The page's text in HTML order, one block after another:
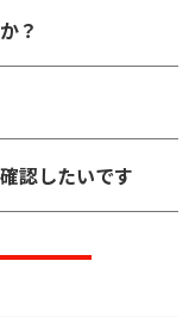
？
認したいです